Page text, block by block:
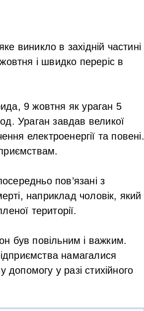
виникло в західній частині
і швидко переріс в
9 жовтня як ураган 5
Ураган завдав великої
електроенергії та повені.
пов’язані з
наприклад чоловік, який
території.
був повільним і важким.
намагалися
у разі стихійного